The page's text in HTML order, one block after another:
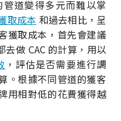
管道變得多元而難以掌
取成本 和過去相比，呈
獲取成本，首先會建議
做 CAC 的計算，用以
，評估是否需要進行調
。根據不同管道的獲客
用相對低的花費獲得越